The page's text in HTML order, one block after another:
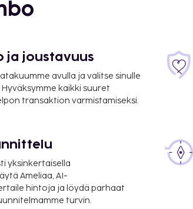
pakolliset
ja joustavuus
avulla ja valitse sinulle
kaikki suuret
transaktion varmistamiseksi.
yksinkertaisella
Ameliaa, AI-
hintoja ja löydä parhaat
turvin.